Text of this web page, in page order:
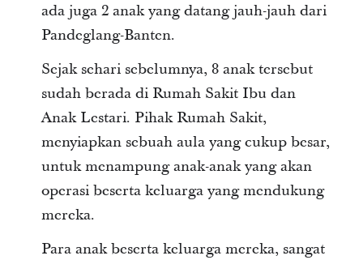
ada juga 2 anak yang datang jauh-jauh dari
Pandeglang-Banten.
Sejak sehari sebelumnya, 8 anak tersebut
sudah berada di Rumah Sakit Ibu dan
Anak Lestari. Pihak Rumah Sakit,
menyiapkan sebuah aula yang cukup besar,
untuk menampung anak-anak yang akan
operasi beserta keluarga yang mendukung
mereka.
Para anak beserta keluarga mereka, sangat